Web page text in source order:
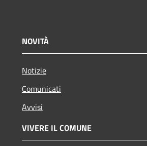
NOVITÀ
Notizie
Comunicati
Avvisi
VIVERE IL COMUNE